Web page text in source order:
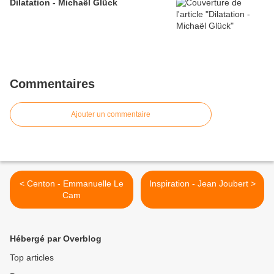
Dilatation - Michaël Glück
Commentaires
Ajouter un commentaire
< Centon - Emmanuelle Le
Cam
Inspiration - Jean Joubert >
Hébergé par Overblog
Top articles